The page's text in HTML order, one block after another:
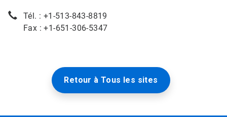
Tél. : +1-513-843-8819
Fax : +1-651-306-5347
Retour à Tous les sites